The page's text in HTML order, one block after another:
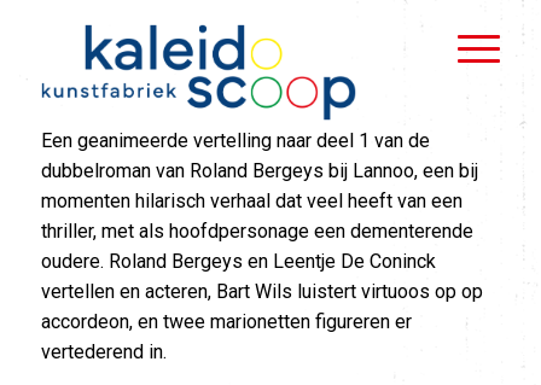
Een geanimeerde vertelling naar deel 1 van de
dubbelroman van Roland Bergeys bij Lannoo, een bij
momenten hilarisch verhaal dat veel heeft van een
thriller, met als hoofdpersonage een dementerende
oudere. Roland Bergeys en Leentje De Coninck
vertellen en acteren, Bart Wils luistert virtuoos op op
accordeon, en twee marionetten figureren er
vertederend in.